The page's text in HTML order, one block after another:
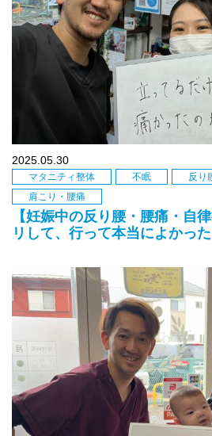
2025.05.30
マタニティ整体 不眠 反り
肩こり・腰痛
【妊娠中の反り腰・腰痛・自
リして、行って本当によかった